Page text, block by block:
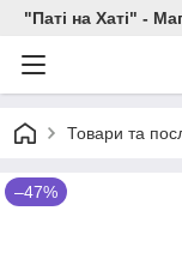
"Паті на Хаті" -
Товари та
–47%